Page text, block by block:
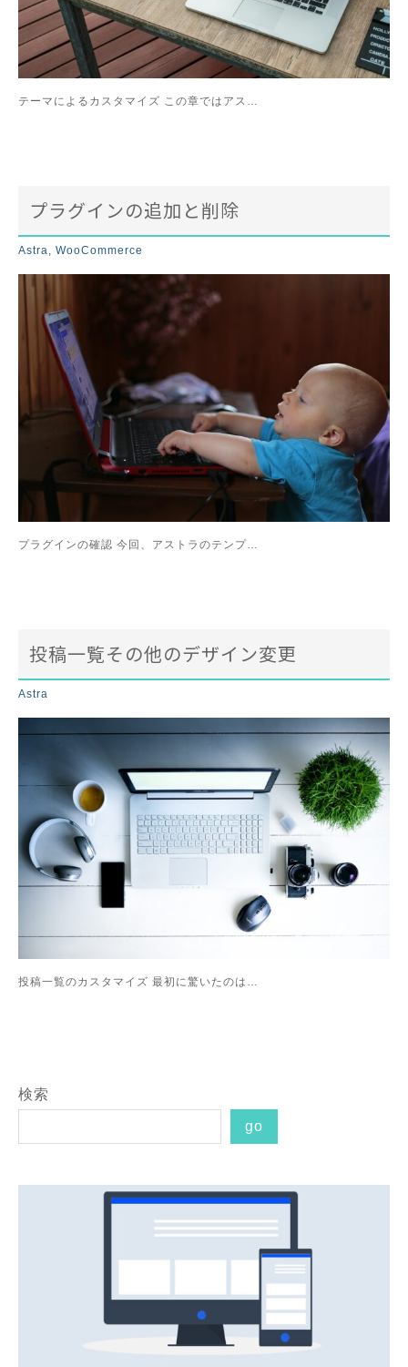
テーマによるカスタマイズ この章ではアス…
プラグインの追加と削除
Astra WooCommerce
プラグインの確認 今回、アストラのテンプ…
投稿一覧その他のデザイン変更
Astra
投稿一覧のカスタマイズ 最初に驚いたのは…
検索
go